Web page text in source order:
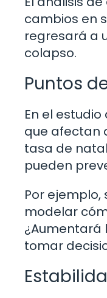
cambios en
regresará a
colapso.
Puntos
En el
que afectan
tasa de
pueden
Por
modelar
¿Aumentará
tomar